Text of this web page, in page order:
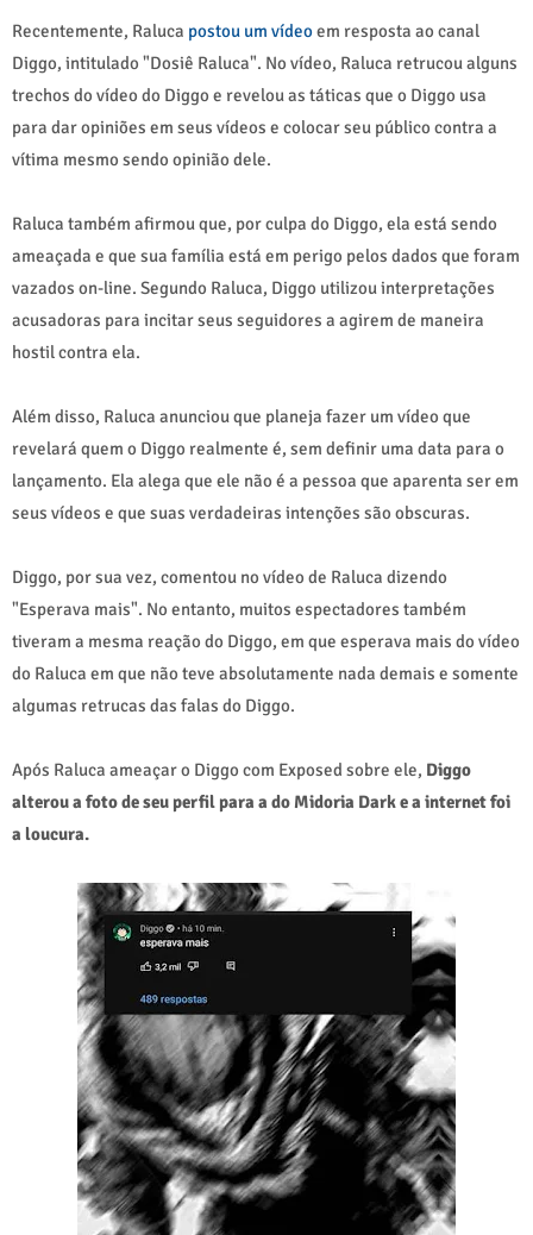
Recentemente, Raluca postou um vídeoem resposta ao canal
Diggo, intitulado "Dosiê Raluca". No vídeo, Raluca retrucou alguns
trechos do vídeo do Diggo e revelou as táticas que o Diggo usa
para dar opiniões em seus vídeos e colocar seu público contra a
vítima mesmo sendo opinião dele.
Raluca também afirmou que, por culpa do Diggo, ela está sendo
ameaçada e que sua família está em perigo pelos dados que foram
vazados on-line. Segundo Raluca, Diggo utilizou interpretações
acusadoras para incitar seus seguidores a agirem de maneira
hostil contra ela.
Além disso, Raluca anunciou que planeja fazer um vídeo que
revelará quem o Diggo realmente é, sem definir uma data para o
lançamento. Ela alega que ele não é a pessoa que aparenta ser em
seus vídeos e que suas verdadeiras intenções são obscuras.
Diggo, por sua vez, comentou no vídeo de Raluca dizendo
"Esperava mais". No entanto, muitos espectadores também
tiveram a mesma reação do Diggo, em que esperava mais do vídeo
do Raluca em que não teve absolutamente nada demais e somente
algumas retrucas das falas do Diggo.
Após Raluca ameaçar o Diggo com Exposed sobre ele, Diggo
alterou a foto de seu perfil para a do Midoria Dark e a internet foi
a loucura.